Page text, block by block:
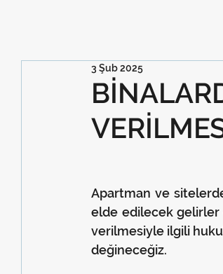
3 Şub 2025
Apartman ve
elde edilecek gelirler
verilmesiyle ilgili
değineceğiz.